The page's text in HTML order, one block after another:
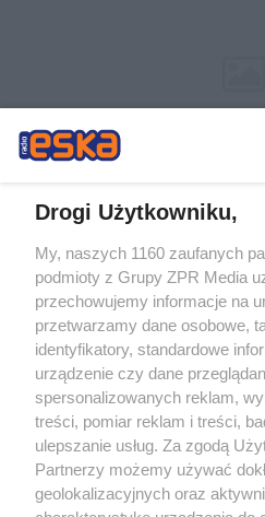
Żaden utwór zamieszczony w serwisie
rozpowszechniany lub dalej
tym także elektroniczny lub
eksploatacji w jakiejkolwiek formie,
bez pisemnej zgody właściciela praw.
wykorzystanie utworów w całości lub w
bez właściwej zgody, jest zabronione
prawnie.
Drogi Użytkowniku,
My, naszych 1160 zaufanych
podmioty z Grupy ZPR Media
przechowujemy informacje na
przetwarzamy dane osobowe,
identyfikatory, standardowe
urządzenie czy dane
spersonalizowanych reklam,
treści, pomiar reklam i treści,
ulepszanie usług. Za zgodą
Partnerzy możemy używać
geolokalizacyjnych oraz